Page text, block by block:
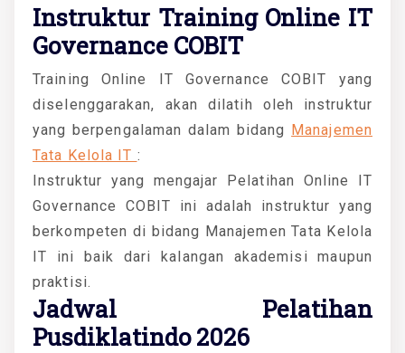
Instruktur Training Online IT
Governance COBIT
Training Online IT Governance COBIT yang
diselenggarakan, akan dilatih oleh instruktur
yang berpengalaman dalam bidang Manajemen
Tata Kelola IT :
Instruktur yang mengajar Pelatihan Online IT
Governance COBIT ini adalah instruktur yang
berkompeten di bidang Manajemen Tata Kelola
IT ini baik dari kalangan akademisi maupun
praktisi.
Jadwal Pelatihan
Pusdiklatindo 2026